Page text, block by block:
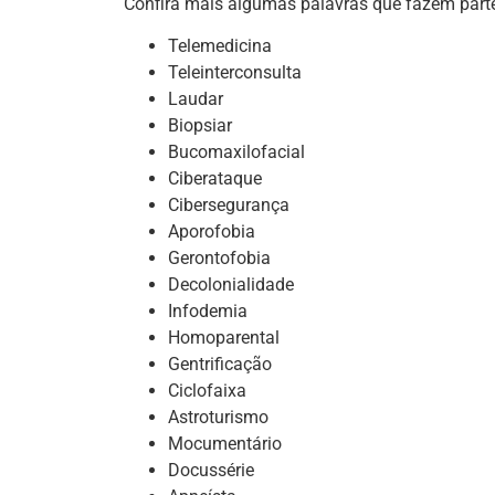
Telemedicina
Teleinterconsulta
Laudar
Biopsiar
Bucomaxilofacial
Ciberataque
Cibersegurança
Aporofobia
Gerontofobia
Decolonialidade
Infodemia
Homoparental
Gentrificação
Ciclofaixa
Astroturismo
Mocumentário
Docussérie